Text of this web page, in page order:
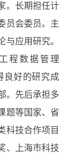
。长期担任计
员会委员。主
应用研究。
程数据管理
良好的研究成
。先后承担多
题等国家、省
科技合作项目
、上海市科技